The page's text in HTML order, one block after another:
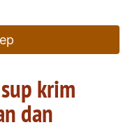
krim
dan